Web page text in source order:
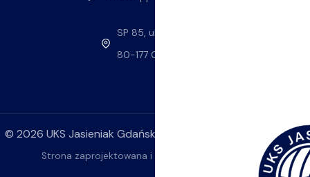
SP 85, ul. Stolema 59
80-177 Gdańsk
© 2026 UKS Jasieniak Gdańsk. Wszelkie prawa zastrzeżone.
Strona zaprojektowana i wykonana przez ok4YOU